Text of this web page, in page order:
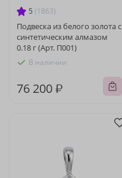
5 (1863)
Подвеска из белого золота с
синтетическим алмазом
0.18 г (Арт. П001)
В наличии
76 200 ₽